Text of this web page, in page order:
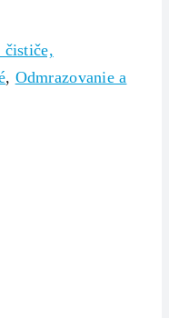
čističe,
, Odmrazovanie a